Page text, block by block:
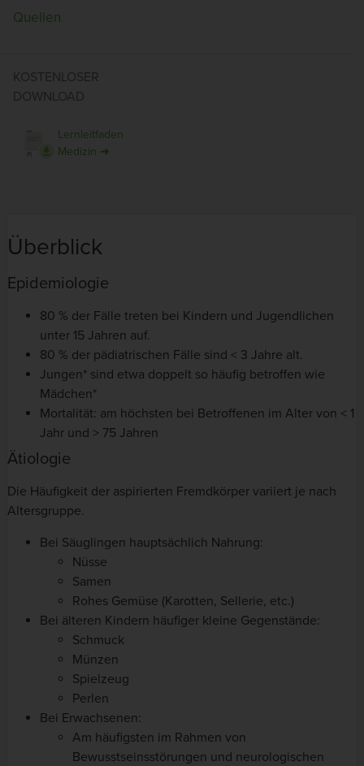
Quellen
KOSTENLOSER
DOWNLOAD
Lernleitfaden
Medizin ➜
Überblick
Epidemiologie
80 % der Fälle treten bei Kindern und Jugendlichen
unter 15 Jahren auf.
80 % der pädiatrischen Fälle sind < 3 Jahre alt.
Jungen* sind etwa doppelt so häufig betroffen wie
Mädchen*
Mortalität: am höchsten bei Betroffenen im Alter von < 1
Jahr und > 75 Jahren
Ätiologie
Die Häufigkeit der aspirierten Fremdkörper variiert je nach
Altersgruppe.
Bei Säuglingen hauptsächlich Nahrung:
Nüsse
Samen
Rohes Gemüse (Karotten, Sellerie, etc.)
Bei älteren Kindern häufiger kleine Gegenstände:
Schmuck
Münzen
Spielzeug
Perlen
Bei Erwachsenen:
Am häufigsten im Rahmen von
Bewusstseinsstörungen und neurologischen